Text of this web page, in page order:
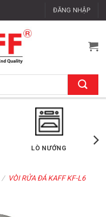
ĐĂNG NHẬP
MÁY RỬA CHÉN
/ VÒI RỬA ĐÁ KAFF KF-L6